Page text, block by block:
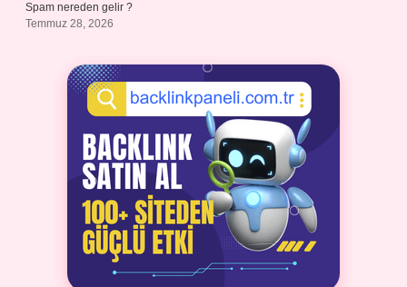
Spam nereden gelir ?
Temmuz 28, 2026